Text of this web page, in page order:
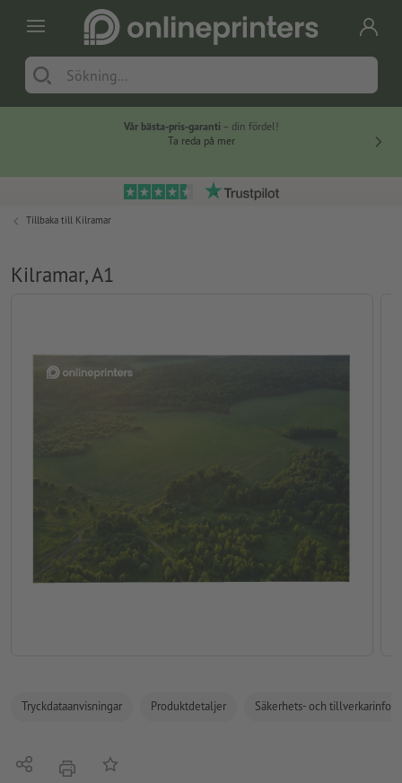
Vår bästa-pris-garanti – din fördel!
Ta reda på mer
Tillbaka till Kilramar
Kilramar, A1
Tryckdataanvisningar Produktdetaljer Säkerhets- och
Dela erbjudandePå anteckningslistan